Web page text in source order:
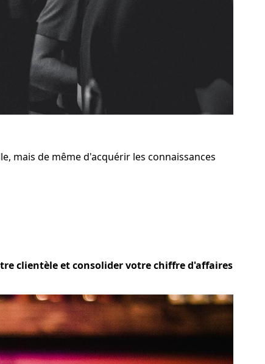
mais de même d'acquérir les connaissances
clientèle et consolider votre chiffre d'affaires